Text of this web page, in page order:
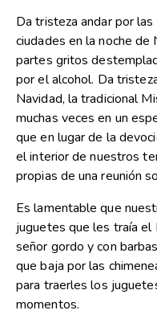
Da tristeza andar por
ciudades en la noche de
partes gritos
por el alcohol. Da
Navidad, la tradicional
muchas veces en un
que en lugar de la
el interior de nuestros
propias de una reunión
Es lamentable que
juguetes que les traía el
señor gordo y con
que baja por las
para traerles los
momentos.